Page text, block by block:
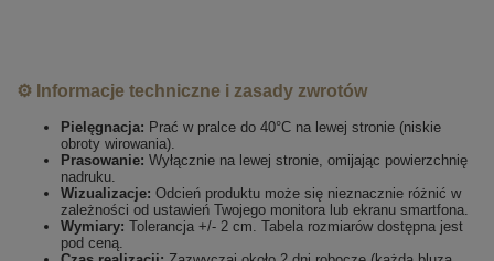
⚙️ Informacje techniczne i zasady zwrotów
Pielęgnacja: Prać w pralce do 40°C na lewej stronie (niskie
obroty wirowania).
Prasowanie: Wyłącznie na lewej stronie, omijając powierzchnię
nadruku.
Wizualizacje: Odcień produktu może się nieznacznie różnić w
zależności od ustawień Twojego monitora lub ekranu smartfona.
Wymiary: Tolerancja +/- 2 cm. Tabela rozmiarów dostępna jest
pod ceną.